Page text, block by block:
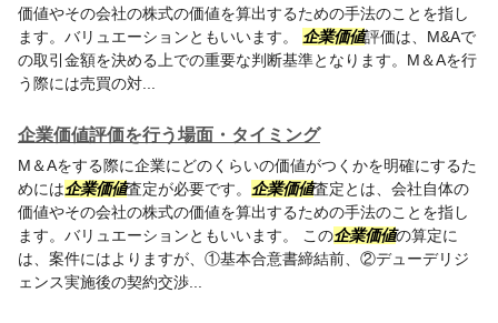
価値やその会社の株式の価値を算出するための手法のことを指し
ます。バリュエーションともいいます。 企業価値評価は、M&Aで
の取引金額を決める上での重要な判断基準となります。M＆Aを行
う際には売買の対...
企業価値評価を行う場面・タイミング
M＆Aをする際に企業にどのくらいの価値がつくかを明確にするた
めには企業価値査定が必要です。 企業価値査定とは、会社自体の
価値やその会社の株式の価値を算出するための手法のことを指し
ます。バリュエーションともいいます。 この企業価値の算定に
は、案件にはよりますが、①基本合意書締結前、②デューデリジ
ェンス実施後の契約交渉...